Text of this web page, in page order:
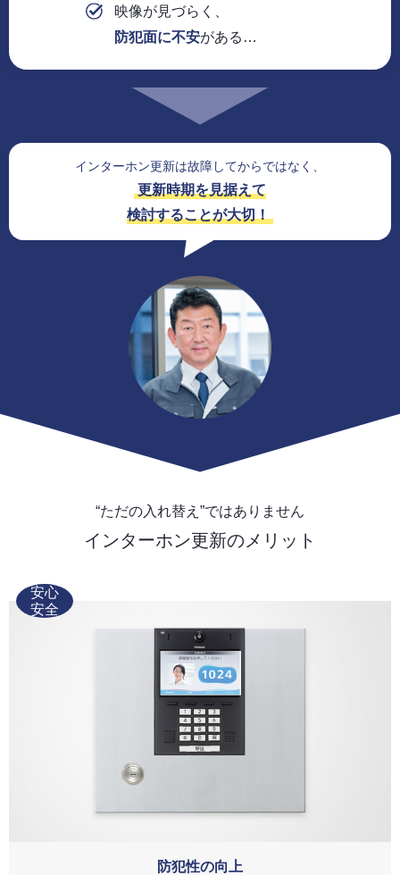
映像が見づらく、
防犯面に不安がある…
インターホン更新は故障してからではなく、
更新時期を見据えて
検討することが大切！
“ただの入れ替え”ではありません
インターホン更新のメリット
安心
安全
防犯性の向上